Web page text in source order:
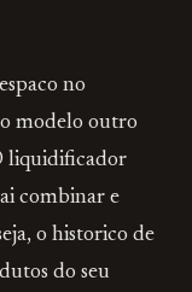
no
modelo outro
liquidificador
combinar e
o historico de
do seu